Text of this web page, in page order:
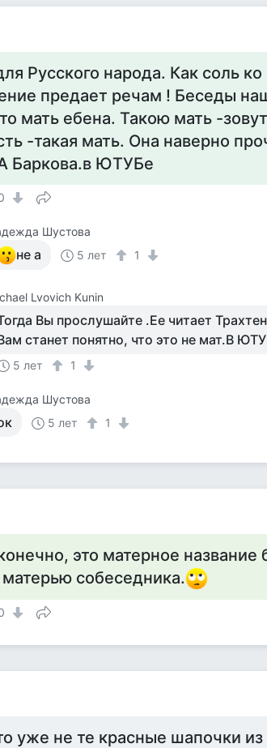
Русского народа. Как соль
предает речам ! Беседы
мать ебена. Такою мать -
-такая мать. Она наверно
Баркова.в ЮТУБе
Шустова
не а 5 лет 1
Lvovich Kunin
Вы прослушайте .Ее читает
станет понятно, что это не мат.В
5 лет 1
Шустова
5 лет 1
это матерное
собеседника.
уже не те красные шапочки